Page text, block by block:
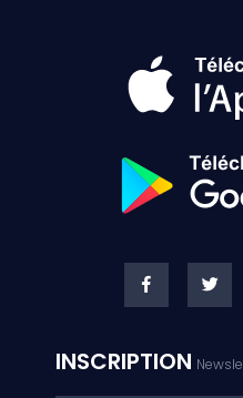
INSCRIPTION